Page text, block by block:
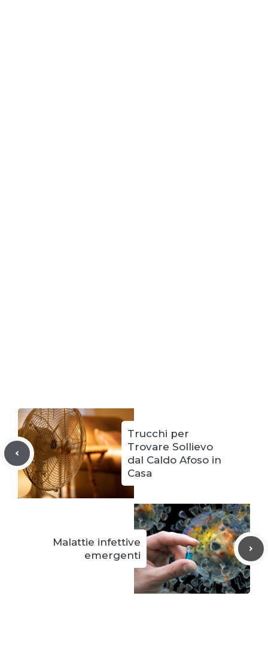
Trucchi per
Trovare Sollievo
dal Caldo Afoso in
Casa
Malattie infettive
emergenti